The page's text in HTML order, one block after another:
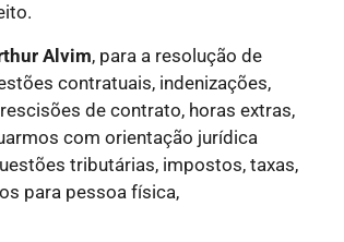
Alvim, para a resolução de
contratuais, indenizações,
de contrato, horas extras,
com orientação jurídica
tributárias, impostos, taxas,
para pessoa física,